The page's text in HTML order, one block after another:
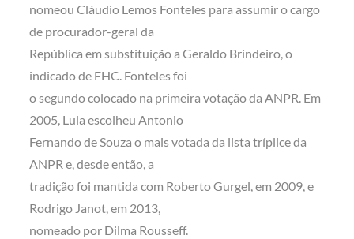
nomeou Cláudio Lemos Fonteles para assumir o cargo
de procurador-geral da
República em substituição a Geraldo Brindeiro, o
indicado de FHC. Fonteles foi
o segundo colocado na primeira votação da ANPR. Em
2005, Lula escolheu Antonio
Fernando de Souza o mais votada da lista tríplice da
ANPR e, desde então, a
tradição foi mantida com Roberto Gurgel, em 2009, e
Rodrigo Janot, em 2013,
nomeado por Dilma Rousseff.